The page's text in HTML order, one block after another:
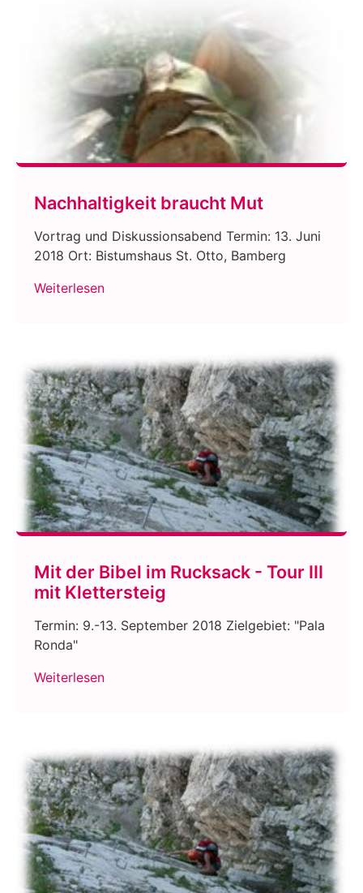
Nachhaltigkeit braucht Mut
Vortrag und Diskussionsabend Termin: 13. Juni
2018 Ort: Bistumshaus St. Otto, Bamberg
Weiterlesen
Mit der Bibel im Rucksack - Tour III
mit Klettersteig
Termin: 9.-13. September 2018 Zielgebiet: "Pala
Ronda"
Weiterlesen